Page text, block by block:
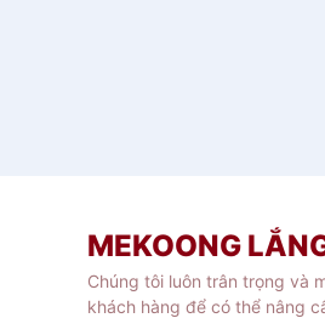
MEKOONG
Chúng tôi luôn trân trọng và
khách hàng để có thể nâng